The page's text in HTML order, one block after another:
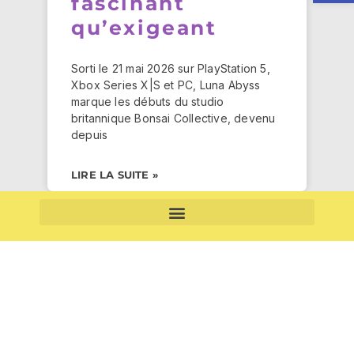
qu’exigeant
Sorti le 21 mai 2026 sur PlayStation 5,
Xbox Series X|S et PC, Luna Abyss
marque les débuts du studio
britannique Bonsai Collective, devenu
depuis
LIRE LA SUITE »